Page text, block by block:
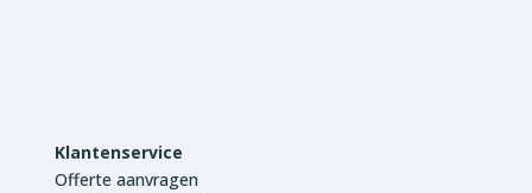
Klantenservice
Offerte aanvragen